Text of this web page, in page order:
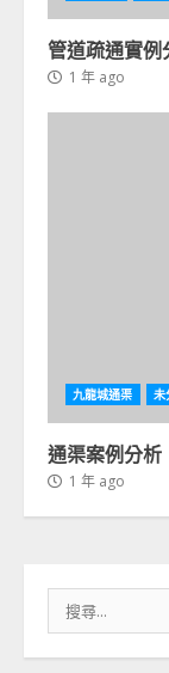
管道疏通實例
1 年 ago
九龍城通渠 未
通渠案例分析
1 年 ago
尋
關